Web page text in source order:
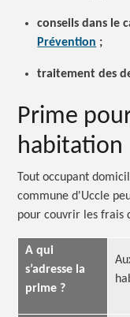
conseils dans le
Prévention ;
traitement des
Prime
habitation
Tout occupant
commune d'Uccle
pour couvrir les frais
A qui
s’adresse la
prime ?